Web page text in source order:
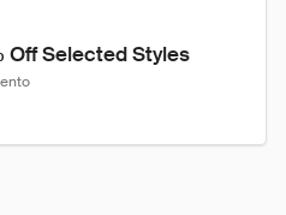
Off Selected Styles